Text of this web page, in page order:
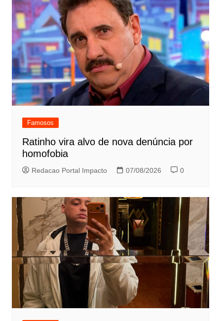
Famosos
Ratinho vira alvo de nova denúncia por
homofobia
Redacao Portal Impacto 07/08/2026 0